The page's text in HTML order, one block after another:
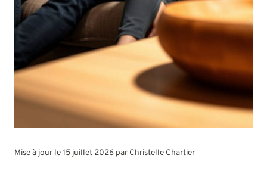
Mise à jour le 15 juillet 2026 par Christelle Chartier